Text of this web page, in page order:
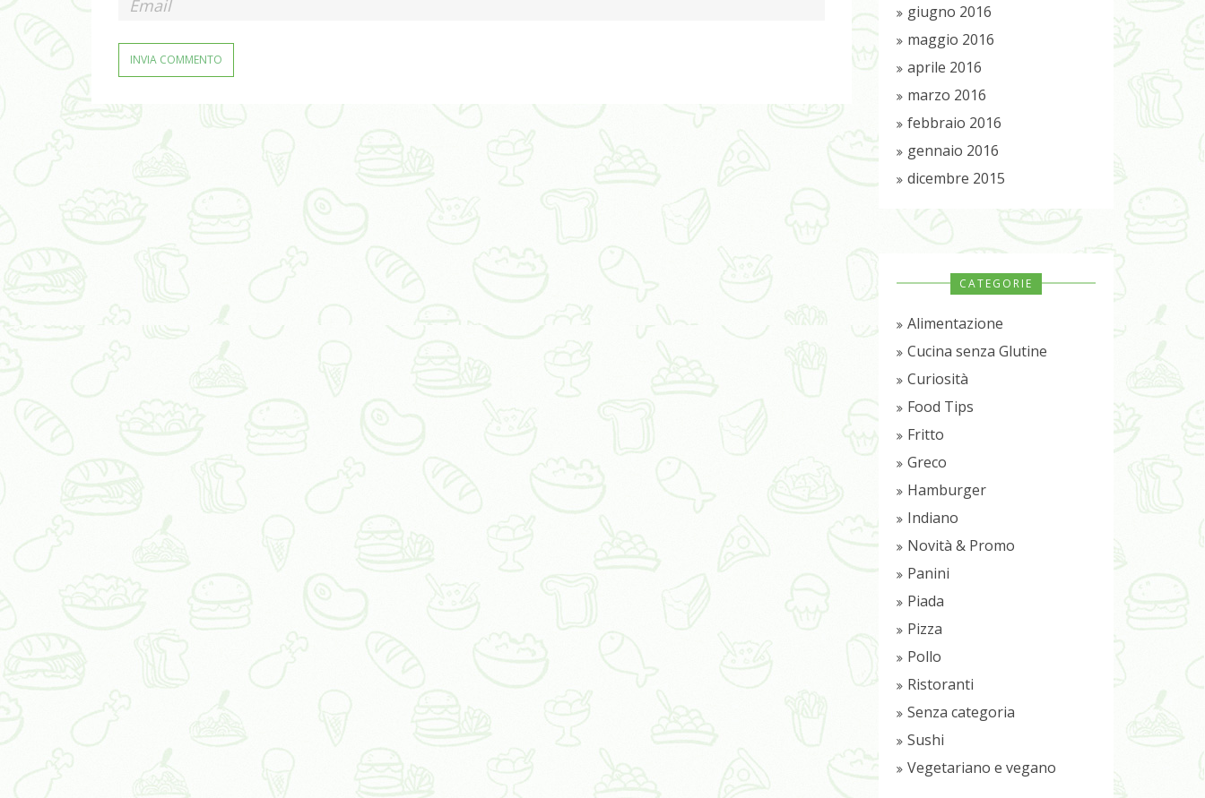
giugno 2016
maggio 2016
aprile 2016
marzo 2016
febbraio 2016
gennaio 2016
dicembre 2015
CATEGORIE
Alimentazione
Cucina senza Glutine
Curiosità
Food Tips
Fritto
Greco
Hamburger
Indiano
Novità & Promo
Panini
Piada
Pizza
Pollo
Ristoranti
Senza categoria
Sushi
Vegetariano e vegano